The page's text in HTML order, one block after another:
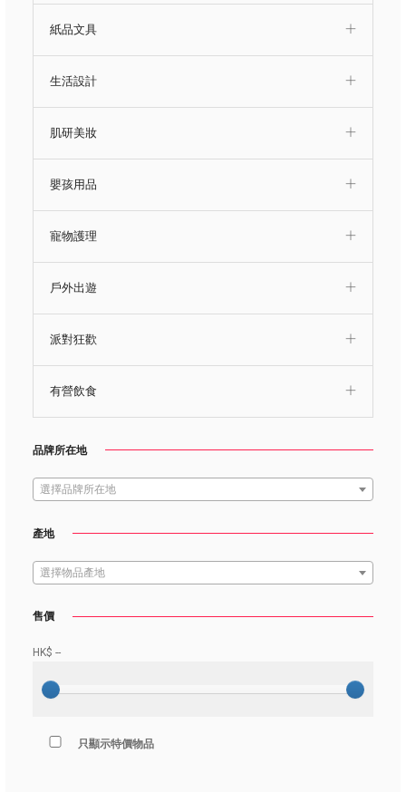
紙品文具
生活設計
肌研美妝
嬰孩用品
寵物護理
戶外出遊
派對狂歡
有營飲食
品牌所在地
選擇品牌所在地
產地
選擇物品產地
售價
HK$ --
只顯示特價物品